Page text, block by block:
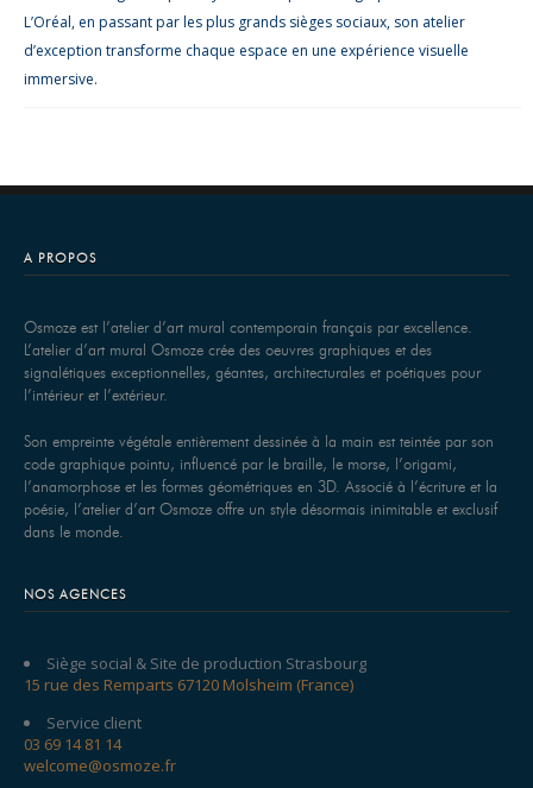
L’Oréal, en passant par les plus grands sièges sociaux, son atelier
d’exception transforme chaque espace en une expérience visuelle
immersive.
A PROPOS
Osmoze est l’atelier d’art mural contemporain français par excellence.
L’atelier d’art mural Osmoze crée des oeuvres graphiques et des
signalétiques exceptionnelles, géantes, architecturales et poétiques pour
l’intérieur et l’extérieur.
Son empreinte végétale entièrement dessinée à la main est teintée par son
code graphique pointu, influencé par le braille, le morse, l’origami,
l’anamorphose et les formes géométriques en 3D. Associé à l’écriture et la
poésie, l’atelier d’art Osmoze offre un style désormais inimitable et exclusif
dans le monde.
NOS AGENCES
Siège social & Site de production Strasbourg
15 rue des Remparts 67120 Molsheim (France)
Service client
03 69 14 81 14
welcome@osmoze.fr